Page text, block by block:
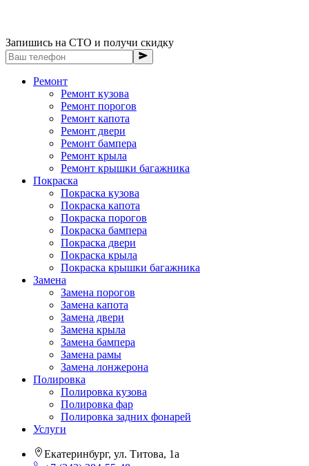
Запишись на СТО и получи скидку
Ремонт
Ремонт кузова
Ремонт порогов
Ремонт капота
Ремонт двери
Ремонт бампера
Ремонт крыла
Ремонт крышки багажника
Покраска
Покраска кузова
Покраска капота
Покраска порогов
Покраска бампера
Покраска двери
Покраска крыла
Покраска крышки багажника
Замена
Замена порогов
Замена капота
Замена двери
Замена крыла
Замена бампера
Замена рамы
Замена лонжерона
Полировка
Полировка кузова
Полировка фар
Полировка задних фонарей
Услуги
Екатеринбург, ул. Титова, 1а